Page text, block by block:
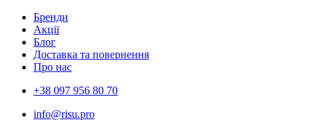
Бренди
Акції
Блог
Доставка та повернення
Про нас
+38 097 956 80 70
info@risu.pro